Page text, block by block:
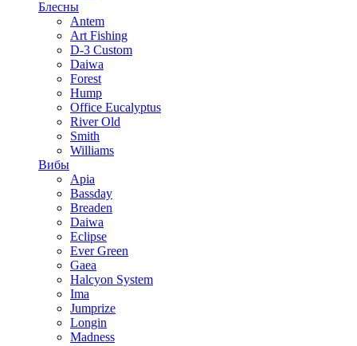
Блесны
Antem
Art Fishing
D-3 Custom
Daiwa
Forest
Hump
Office Eucalyptus
River Old
Smith
Williams
Вибы
Apia
Bassday
Breaden
Daiwa
Eclipse
Ever Green
Gaea
Halcyon System
Ima
Jumprize
Longin
Madness